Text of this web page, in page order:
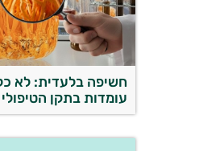
חשיפה בלעדית: לא
עומדות בתקן הטיפולי